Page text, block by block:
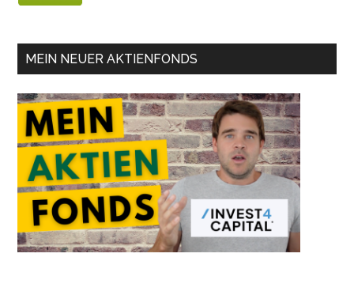
MEIN NEUER AKTIENFONDS